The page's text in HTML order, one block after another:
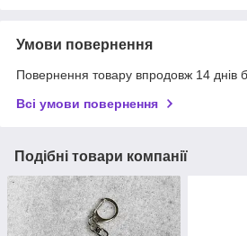
Умови повернення
Повернення товару впродовж 14 днів
Всі умови повернення
Подібні товари компанії